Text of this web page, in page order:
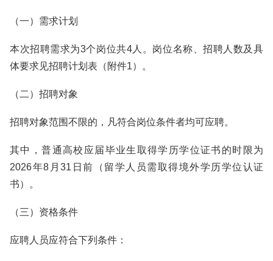
（一）需求计划
本次招聘需求为3个岗位共4人。岗位名称、招聘人数及具
体要求见招聘计划表（附件1）。
（二）招聘对象
招聘对象范围不限的，凡符合岗位条件者均可应聘。
其中，普通高校应届毕业生取得学历学位证书的时限为
2026年8月31日前（留学人员需取得境外学历学位认证
书）。
（三）资格条件
应聘人员应符合下列条件：